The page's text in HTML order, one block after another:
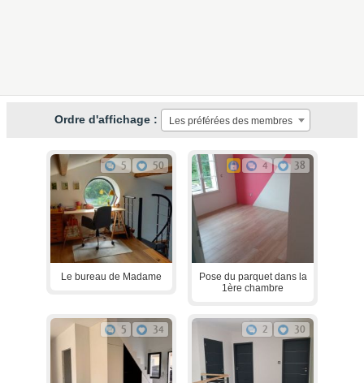
Ordre d'affichage : Les préférées des membres
5 50
Le bureau de Madame
4 38
Pose du parquet dans la
1ère chambre
5 34 2 30